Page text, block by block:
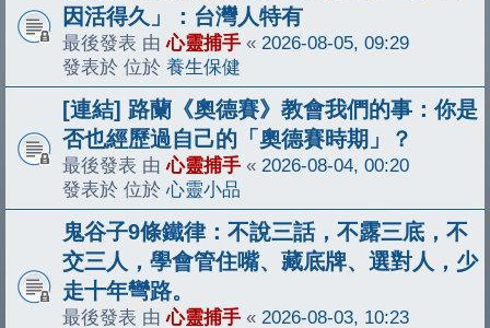
因活得久」：台灣人特有
最後發表 由心靈捕手 « 2026-08-05, 09:29
發表於 位於 養生保健
[連結] 路蘭《奧德賽》教會我們的事：你是
否也經歷過自己的「奧德賽時期」？
最後發表 由心靈捕手 « 2026-08-04, 00:20
發表於 位於心靈小品
鬼谷子9條鐵律：不說三話，不露三底，不
交三人，學會管住嘴、藏底牌、選對人，少
走十年彎路。
最後發表 由心靈捕手 « 2026-08-03, 10:23